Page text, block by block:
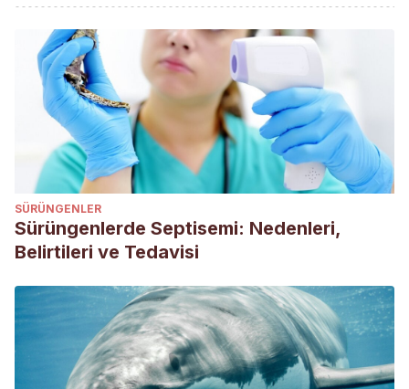
Brown, W., Vanselow, B., & Walkden-Brown, S. (2003). One
dog’s meat is another dog’s poison—nutrition in the
Dalmatian dog.
Recent Advances in Animal Nutrition in
Australia, 14, 123-131.
Pellegrino, F., Pacheco, E., & Vazzoler, M. (2009).
Trastornos de audición en perros: revisión bibliográfica y
estudio clínico en el dogo argentino. Anales de Veterinaria
de Murcia, 25, 5-20.
Sevane, N., & Dunner, N. (2014). Patologías hereditarias en
el perro.Canis et Felis, 129, 64-97.
SÜRÜNGENLER
Sürüngenlerde Septisemi: Nedenleri,
Belirtileri ve Tedavisi